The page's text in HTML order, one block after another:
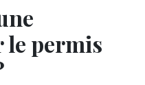
permis